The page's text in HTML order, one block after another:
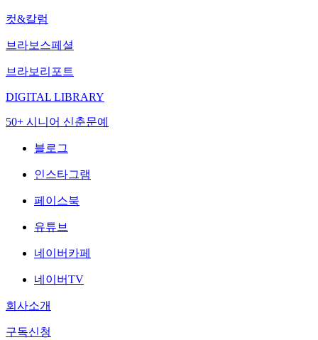
컷&칼럼
브라보스페셜
브라보리포트
DIGITAL LIBRARY
50+ 시니어 신춘문예
블로그
인스타그램
페이스북
유튜브
네이버카페
네이버TV
회사소개
구독신청